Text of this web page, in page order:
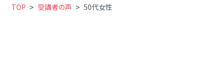
TOP > 受講者の声 > 50代女性